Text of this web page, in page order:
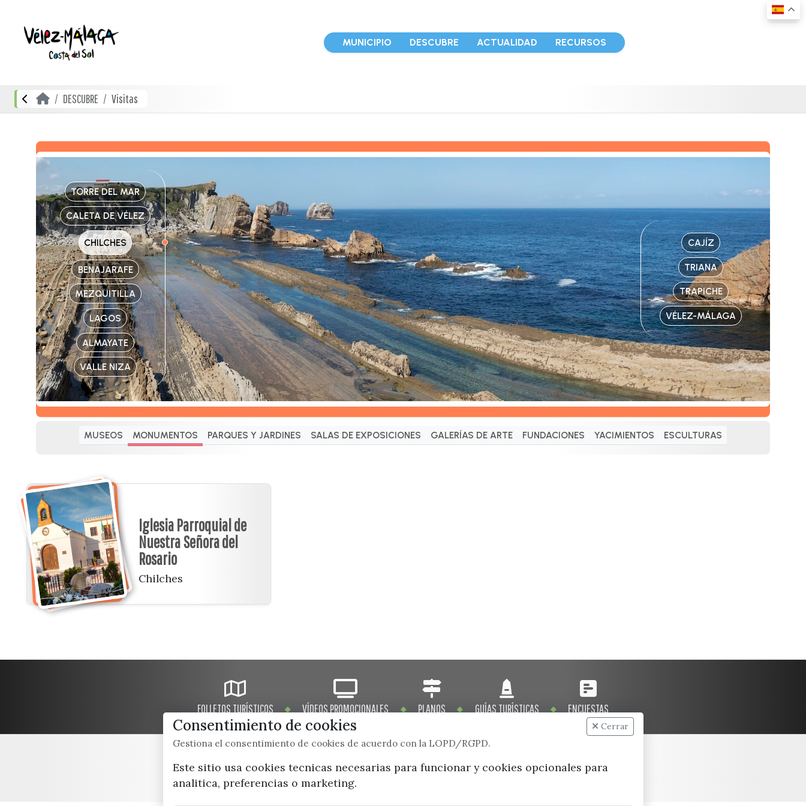
MUNICIPIO DESCUBRE ACTUALIDAD RECURSOS
DESCUBRE Visitas
TORRE DEL MAR
CALETA DE VÉLEZ
CHILCHES
BENAJARAFE
MEZQUITILLA
LAGOS
ALMAYATE
VALLE NIZA
CAJÍZ
TRIANA
TRAPICHE
VÉLEZ-MÁLAGA
MUSEOS MONUMENTOS PARQUES Y JARDINES SALAS DE EXPOSICIONES GALERÍAS DE ARTE FUNDACIONES YACIMIENTOS ESCULTURAS
Iglesia Parroquial de
Nuestra Señora del
Rosario
Chilches
FOLLETOS TURÍSTICOS VÍDEOS PROMOCIONALES PLANOS GUÍAS TURÍSTICAS ENCUESTAS
x / twitter
Consentimiento de cookies
Gestiona el consentimiento de cookies de acuerdo con la LOPD/RGPD.
Cerrar
Este sitio usa cookies tecnicas necesarias para funcionar y cookies opcionales para
analitica, preferencias o marketing.